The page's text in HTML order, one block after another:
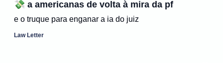
💸 a americanas de volta à mira da pf
e o truque para enganar a ia do juiz
Law Letter